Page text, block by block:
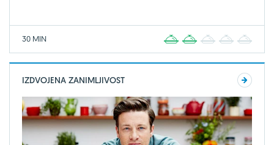
30 MIN 2 3 4
IZDVOJENA ZANIMLJIVOST